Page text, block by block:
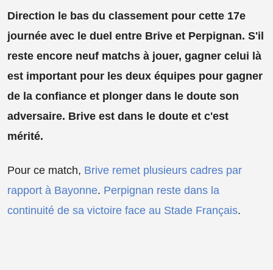
Direction le bas du classement pour cette 17e
journée avec le duel entre Brive et Perpignan. S'il
reste encore neuf matchs à jouer, gagner celui là
est important pour les deux équipes pour gagner
de la confiance et plonger dans le doute son
adversaire. Brive est dans le doute et c'est
mérité.
Pour ce match, Brive remet plusieurs cadres par
rapport à Bayonne. Perpignan reste dans la
continuité de sa victoire face au Stade Français.